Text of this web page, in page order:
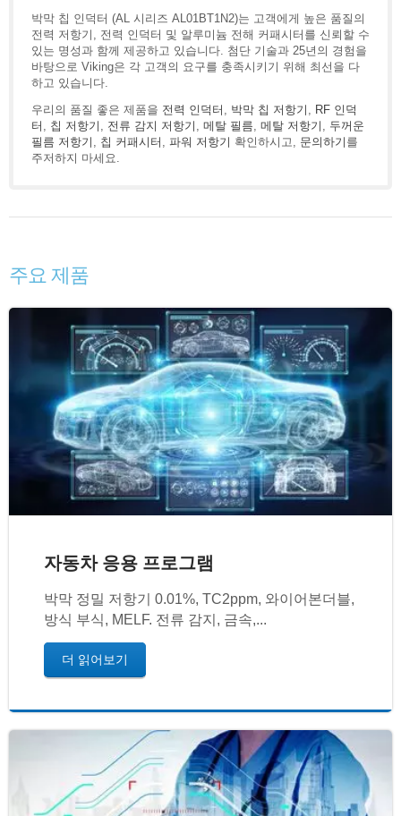
박막 칩 인덕터 (AL 시리즈 AL01BT1N2)는 고객에게 높은 품질의
전력 저항기, 전력 인덕터 및 알루미늄 전해 커패시터를 신뢰할 수
있는 명성과 함께 제공하고 있습니다. 첨단 기술과 25년의 경험을
바탕으로 Viking은 각 고객의 요구를 충족시키기 위해 최선을 다
하고 있습니다.
우리의 품질 좋은 제품을 전력 인덕터 , 박막 칩 저항기 , RF 인덕
터 , 칩 저항기 , 전류 감지 저항기 , 메탈 필름, 메탈 저항기 , 두꺼운
필름 저항기 , 칩 커패시터 , 파워 저항기 확인하시고, 문의하기 를
주저하지 마세요.
주요 제품
자동차 응용 프로그램
박막 정밀 저항기 0.01%, TC2ppm, 와이어본더블,
방식 부식, MELF. 전류 감지, 금속,...
더 읽어보기